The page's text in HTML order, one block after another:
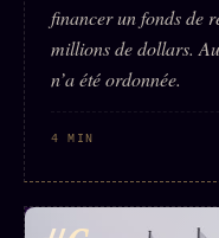
financer un fonds de
millions de dollars.
n’a été ordonnée.
4 MIN